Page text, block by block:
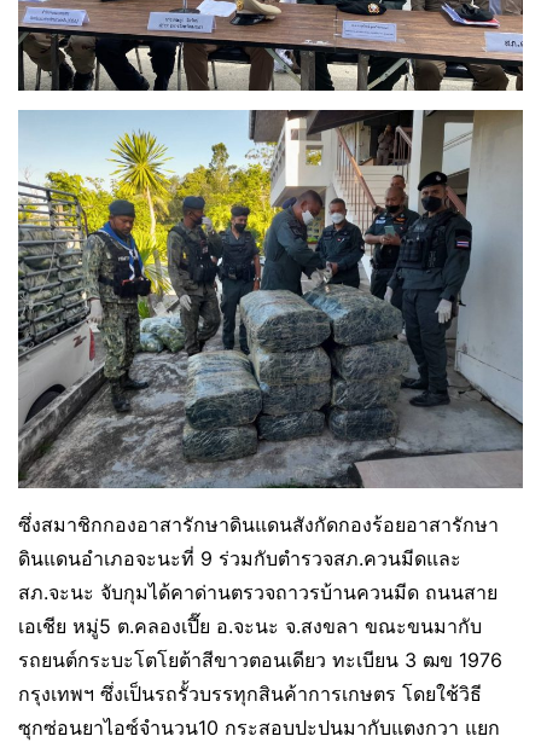
ซึ่งสมาชิกกองอาสารักษาดินแดนสังกัดกองร้อยอาสารักษา
ดินแดนอำเภอจะนะที่ 9 ร่วมกับตำรวจสภ.ควนมีดและ
สภ.จะนะ จับกุมได้คาด่านตรวจถาวรบ้านควนมีด ถนนสาย
เอเชีย หมู่5 ต.คลองเปี๊ย อ.จะนะ จ.สงขลา ขณะขนมากับ
รถยนต์กระบะโตโยต้าสีขาวตอนเดียว ทะเบียน 3 ฒข 1976
กรุงเทพฯ ซึ่งเป็นรถรั้วบรรทุกสินค้าการเกษตร โดยใช้วิธี
ซุกซ่อนยาไอซ์จำนวน10 กระสอบปะปนมากับแตงกวา แยก